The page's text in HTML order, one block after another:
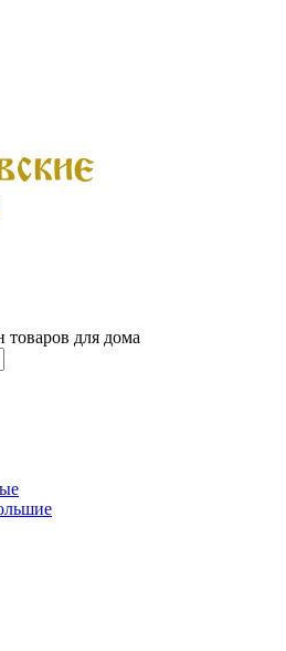
товаров для дома